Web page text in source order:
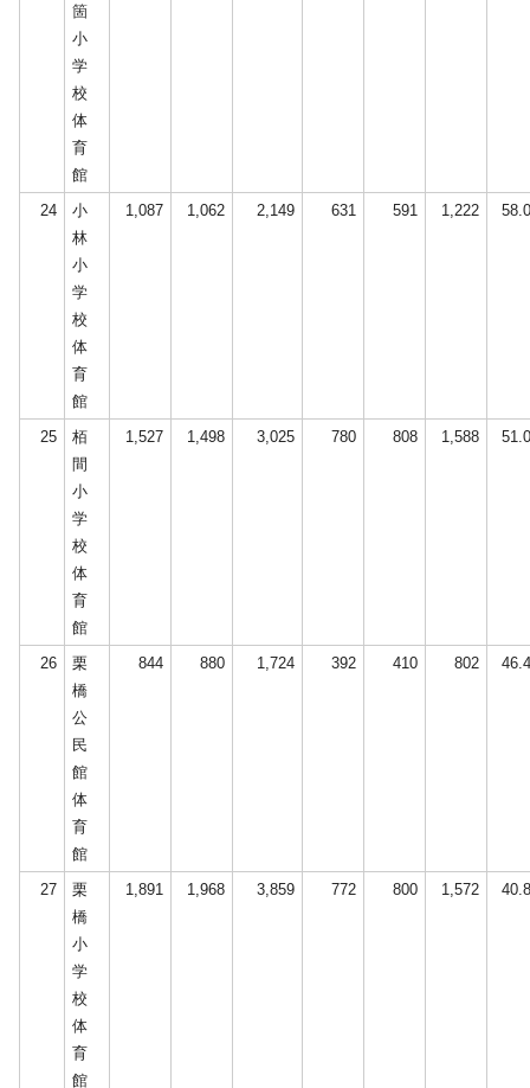
箇
小
学
校
体
育
館
24
小
林
小
学
校
体
育
館
1,087 1,062 2,149 631 591 1,222
25
栢
間
小
学
校
体
育
館
1,527 1,498 3,025 780 808 1,588
26
栗
橋
公
民
館
体
育
館
844 880 1,724 392 410 802
27
栗
橋
小
学
校
体
育
館
1,891 1,968 3,859 772 800 1,572